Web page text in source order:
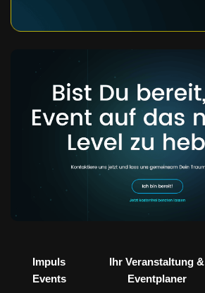
Impuls
Events
Ihr Veranstaltung &
Eventplaner